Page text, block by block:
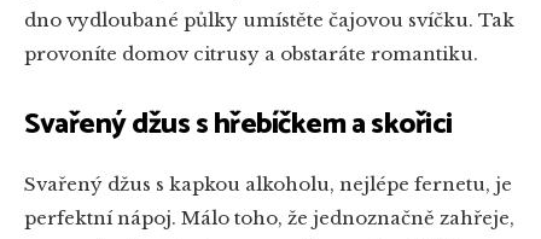
dno vydloubané půlky umístěte čajovou svíčku. Tak
provoníte domov citrusy a obstaráte romantiku.
Svařený džus s hřebíčkem a skořici
Svařený džus s kapkou alkoholu, nejlépe fernetu, je
perfektní nápoj. Málo toho, že jednoznačně zahřeje,